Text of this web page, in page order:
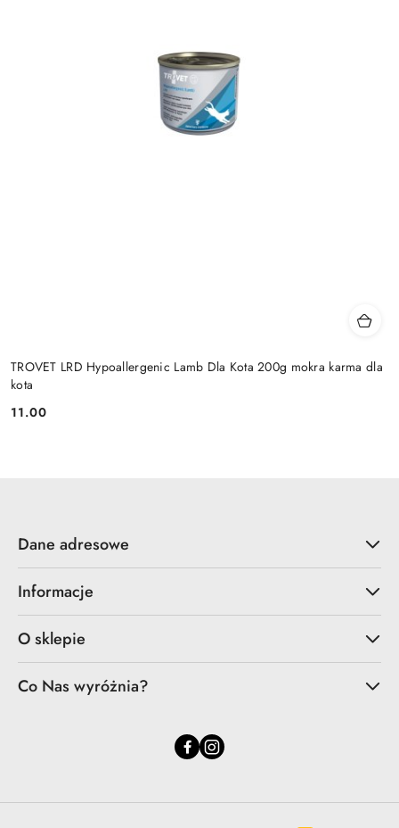
TROVET LRD Hypoallergenic Lamb Dla Kota 200g mokra karma dla
kota
Cena:
11.00
Dane adresowe
Informacje
O sklepie
Co Nas wyróżnia?